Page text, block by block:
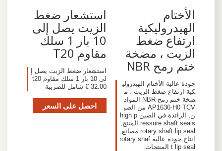
الأختام
الهيدروليكية
ارتفاع ضغط
الزيت ، مضخة
ختم رمح NBR
جودة عالية الأختام الهيدرولي
كية ارتفاع ضغط الزيت ، م
ضخة ختم رمح NBR المواد
AP1636-H0 TCV من الصي
ن, الرائدة في الصين high p
ressure shaft seals المنتج,
rotary shaft lip seal مصانع,
انتاج جودة عالية rotary shaf
t lip seal المنتجات.
استشعار ضغط
الزيت يصل إلى
10 بار 1 سلك
مقاوم T20
استشعار ضغط الزيت يصل إ
لى 10 بار 1 سلك مقاوم t20
32.00 € شامل للضريبة
احصل على السعر